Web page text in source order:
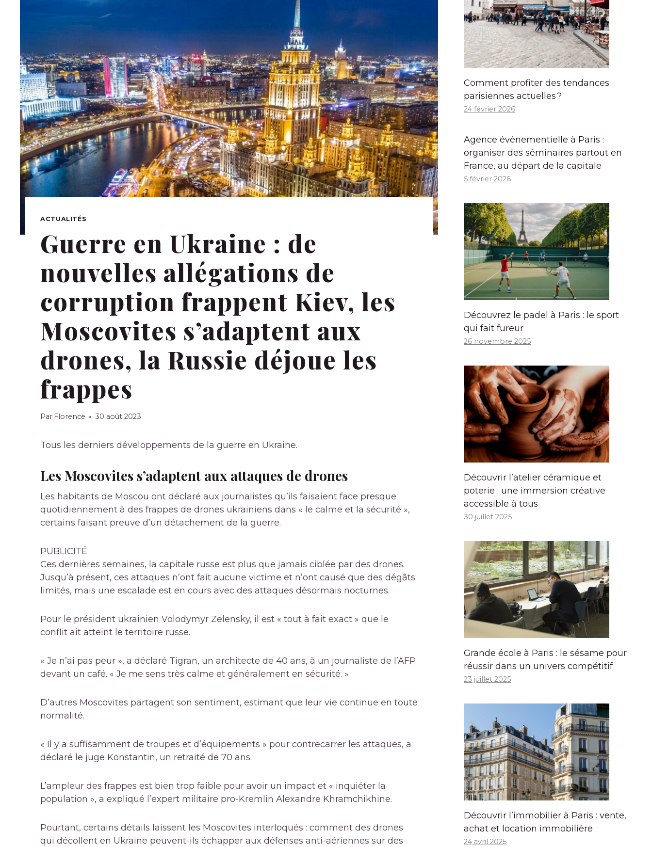
ACTUALITÉS
Guerre en Ukraine : de
nouvelles allégations de
corruption frappent Kiev, les
Moscovites s’adaptent aux
drones, la Russie déjoue les
frappes
Par Florence 30 août 2023
Tous les derniers développements de la guerre en Ukraine.
Les Moscovites s’adaptent aux attaques de drones
Les habitants de Moscou ont déclaré aux journalistes qu’ils faisaient face presque
quotidiennement à des frappes de drones ukrainiens dans « le calme et la sécurité »,
certains faisant preuve d’un détachement de la guerre.
PUBLICITÉ
Ces dernières semaines, la capitale russe est plus que jamais ciblée par des drones.
Jusqu’à présent, ces attaques n’ont fait aucune victime et n’ont causé que des dégâts
limités, mais une escalade est en cours avec des attaques désormais nocturnes.
Pour le président ukrainien Volodymyr Zelensky, il est « tout à fait exact » que le
conflit ait atteint le territoire russe.
« Je n’ai pas peur », a déclaré Tigran, un architecte de 40 ans, à un journaliste de l’AFP
devant un café. « Je me sens très calme et généralement en sécurité. »
D’autres Moscovites partagent son sentiment, estimant que leur vie continue en toute
normalité.
« Il y a suffisamment de troupes et d’équipements » pour contrecarrer les attaques, a
déclaré le juge Konstantin, un retraité de 70 ans.
L’ampleur des frappes est bien trop faible pour avoir un impact et « inquiéter la
population », a expliqué l’expert militaire pro-Kremlin Alexandre Khramchikhine.
Pourtant, certains détails laissent les Moscovites interloqués : comment des drones
qui décollent en Ukraine peuvent-ils échapper aux défenses anti-aériennes sur des
Comment profiter des tendances
parisiennes actuelles ?
24 février 2026
Agence événementielle à Paris :
organiser des séminaires partout en
France, au départ de la capitale
5 février 2026
Découvrez le padel à Paris : le sport
qui fait fureur
26 novembre 2025
Découvrir l’atelier céramique et
poterie : une immersion créative
accessible à tous
30 juillet 2025
Grande école à Paris : le sésame pour
réussir dans un univers compétitif
23 juillet 2025
Découvrir l’immobilier à Paris : vente,
achat et location immobilière
24 avril 2025